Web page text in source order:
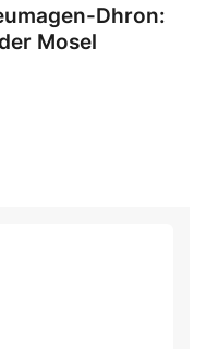
Dhron:
Mosel